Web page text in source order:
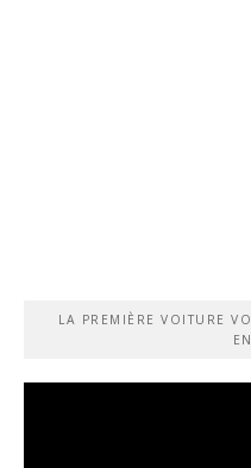
LA PREMIÈRE VOITURE